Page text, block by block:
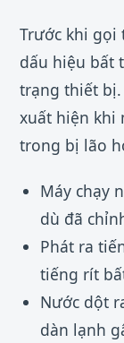
Trước khi gọi
dấu hiệu bất
trạng thiết
xuất hiện khi
trong bị lão
Máy chạy
dù đã
Phát ra
tiếng rít
Nước dột
dàn lạnh